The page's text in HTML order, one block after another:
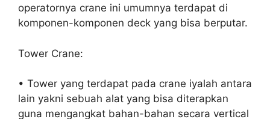
operatornya crane ini umumnya terdapat di
komponen-komponen deck yang bisa berputar.
Tower Crane:
• Tower yang terdapat pada crane iyalah antara
lain yakni sebuah alat yang bisa diterapkan
guna mengangkat bahan-bahan secara vertical